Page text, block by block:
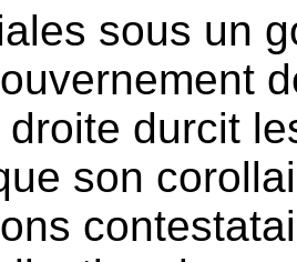
sous un
droite durcit
son